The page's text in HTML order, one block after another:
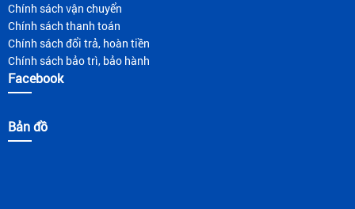
Chính sách vận chuyển
Chính sách thanh toán
Chính sách đổi trả, hoàn tiền
Chính sách bảo trì, bảo hành
Facebook
Bản đồ